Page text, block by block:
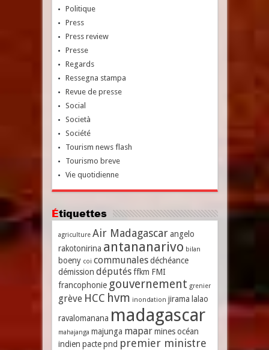
Politique
Press
Press review
Presse
Regards
Ressegna stampa
Revue de presse
Social
Società
Société
Tourism news flash
Tourismo breve
Vie quotidienne
Étiquettes
agriculture Air Madagascar angelo
rakotonirina antananarivo bilan
boeny coi communales déchéance
démission députés ffkm FMI
francophonie gouvernement grenier
grève HCC hvm inondation jirama lalao
ravalomanana madagascar
mahajanga majunga mapar mines océan
indien pacte pnd premier ministre